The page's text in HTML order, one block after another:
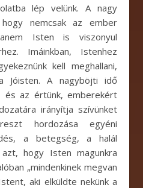
lép velünk. A nagy
nemcsak az ember
Isten is viszonyul
Imáinkban, Istenhez
kell meghallani,
A nagyböjti idő
és az értünk, emberekért
irányítja szívünket
hordozása egyéni
a betegség, a halál
hogy Isten magunkra
„mindenkinek megvan
aki elküldte nekünk a